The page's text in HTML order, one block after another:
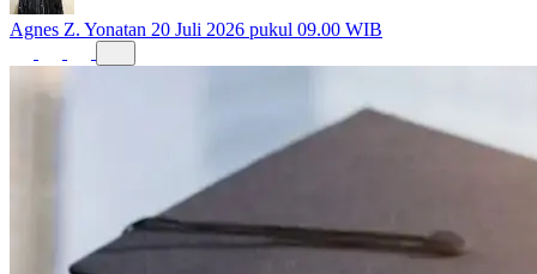
Agnes Z. Yonatan 20 Juli 2026 pukul 09.00 WIB